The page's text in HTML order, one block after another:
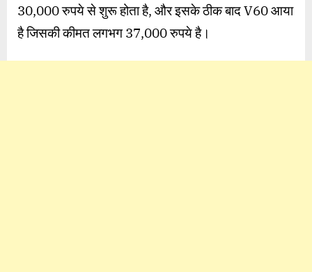
की
तुलना
30,000 रुपये से शुरू होता है, और इसके ठीक बाद V60 आया
है जिसकी कीमत लगभग 37,000 रुपये है।